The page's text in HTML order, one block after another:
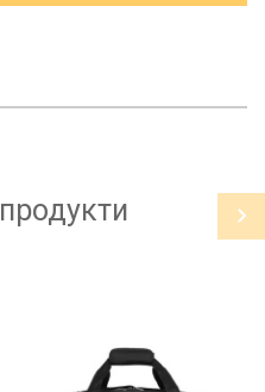
продукти